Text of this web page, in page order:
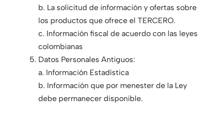
b. La solicitud de información y ofertas sobre
los productos que ofrece el TERCERO.
c. Información fiscal de acuerdo con las leyes
colombianas
Datos Personales Antiguos:
a. Información Estadística
b. Información que por menester de la Ley
debe permanecer disponible.